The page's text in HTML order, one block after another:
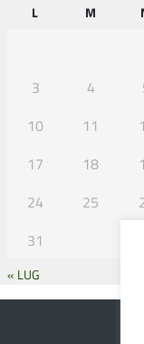
L M
3
4
10
11
17
18
24
25
31
« LUG